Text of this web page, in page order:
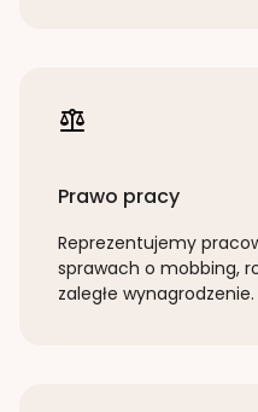
Prawo pracy
Reprezentujemy
sprawach o mobbing,
zaległe wynagrodzenie.